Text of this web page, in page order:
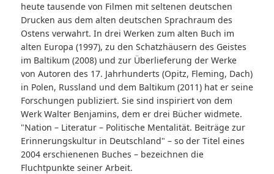
heute tausende von Filmen mit seltenen deutschen
Drucken aus dem alten deutschen Sprachraum des
Ostens verwahrt. In drei Werken zum alten Buch im
alten Europa (1997), zu den Schatzhäusern des Geistes
im Baltikum (2008) und zur Überlieferung der Werke
von Autoren des 17. Jahrhunderts (Opitz, Fleming, Dach)
in Polen, Russland und dem Baltikum (2011) hat er seine
Forschungen publiziert. Sie sind inspiriert von dem
Werk Walter Benjamins, dem er drei Bücher widmete.
"Nation – Literatur – Politische Mentalität. Beiträge zur
Erinnerungskultur in Deutschland" – so der Titel eines
2004 erschienenen Buches – bezeichnen die
Fluchtpunkte seiner Arbeit.